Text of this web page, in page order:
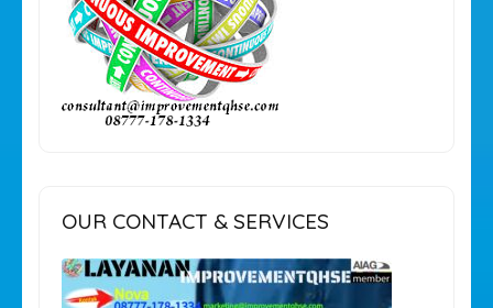
OUR CONTACT & SERVICES